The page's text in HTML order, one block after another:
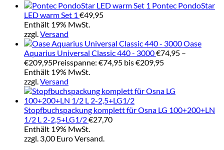
Pontec PondoStar
LED warm Set 1 €49,95
Enthält 19% MwSt.
zzgl.Versand
Oase
Aquarius Universal Classic 440 - 3000€74,95 –
€209,95Preisspanne: €74,95 bis €209,95
Enthält 19% MwSt.
zzgl.Versand
Stopfbuchspackung komplett für Osna LG 100+200+LN
1/2 L 2-2,5+LG1/2€27,70
Enthält 19% MwSt.
zzgl. 3,00 Euro Versand.